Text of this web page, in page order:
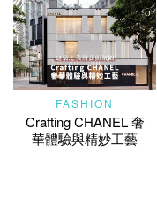
FASHION
Crafting CHANEL 奢
華體驗與精妙工藝